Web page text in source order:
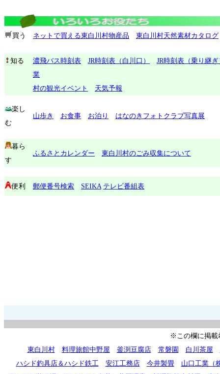
買う ネットで買える東白川村物産品 東白川村天然素材カタログ
知る 濃飛バス時刻表 JR時刻表（白川口）
JR時刻表（乗り継ぎ
業
村の観光イベント
天気予報
楽し
む
山歩き お食事 お泊り はなのきフォトクラブ写真展
暮ら
す
ふるさとカレンダー 東白川村のごみ収集について
便利 郵便番号検索 SEIKA テレビ番組表
※この欄に掲載
東白川村
料理旅館中野屋 釜渕豆腐店 常磐園 白川茶屋
ハシド釣具店＆ハシド鉄工
安江工務店 今井製畳
山口工業（